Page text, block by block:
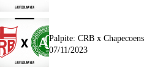
Palpite: CRB x
07/11/2023